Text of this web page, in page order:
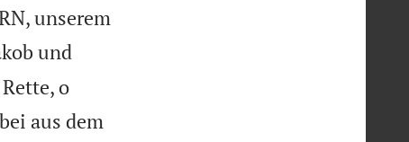
unserem
und
o
aus dem